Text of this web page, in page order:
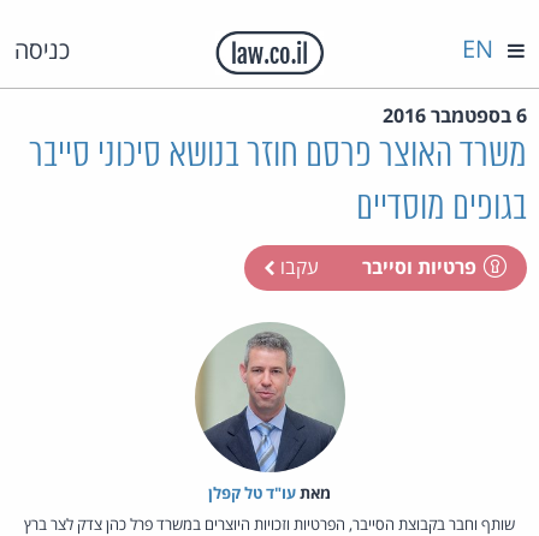
כניסה EN
6 בספטמבר 2016
משרד האוצר פרסם חוזר בנושא סיכוני סייבר
בגופים מוסדיים
פרטיות וסייבר עקבו
מאת‏עו"ד טל קפלן
שותף וחבר בקבוצת הסייבר, הפרטיות וזכויות היוצרים במשרד פרל כהן צדק לצר ברץ